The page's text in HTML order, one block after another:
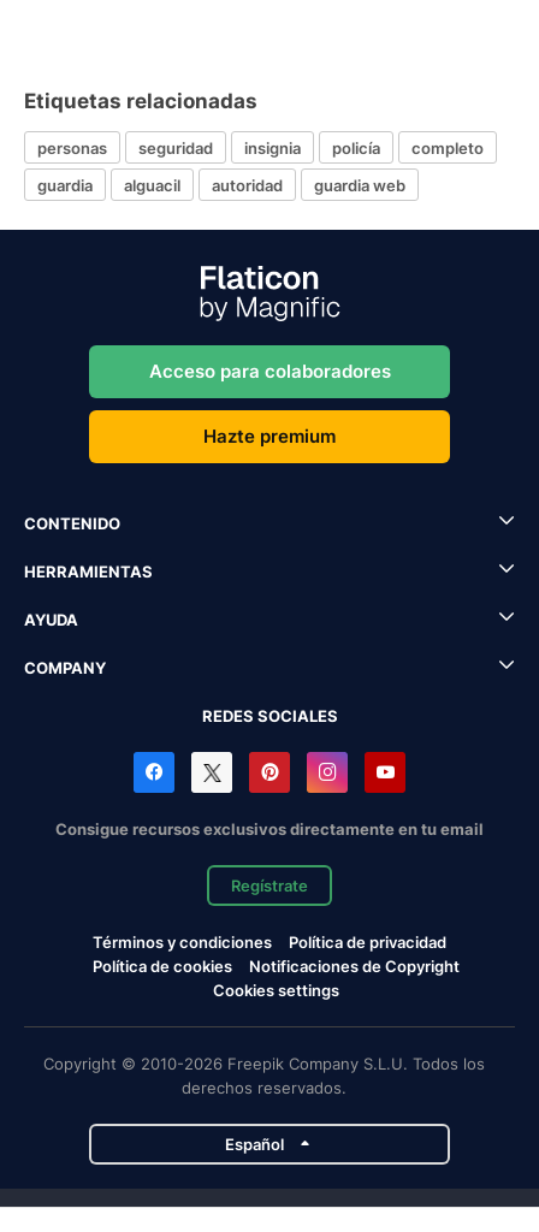
Etiquetas relacionadas
personas seguridad insignia policía
completo
guardia
alguacil autoridad guardia web
Acceso para colaboradores
Hazte premium
CONTENIDO
HERRAMIENTAS
AYUDA
COMPANY
REDES SOCIALES
Consigue recursos exclusivos directamente en tu email
Regístrate
Términos y condiciones
Política de privacidad
Política de cookies
Notificaciones de Copyright
Cookies settings
Copyright © 2010-2026 Freepik Company S.L.U. Todos los
derechos reservados.
Español